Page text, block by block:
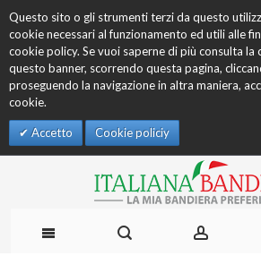
Questo sito o gli strumenti terzi da questo
cookie necessari al funzionamento ed utili alle
cookie policy. Se vuoi saperne di più consulta la
questo banner, scorrendo questa pagina,
proseguendo la navigazione in altra maniera,
cookie.
Accetto Cookie policiy